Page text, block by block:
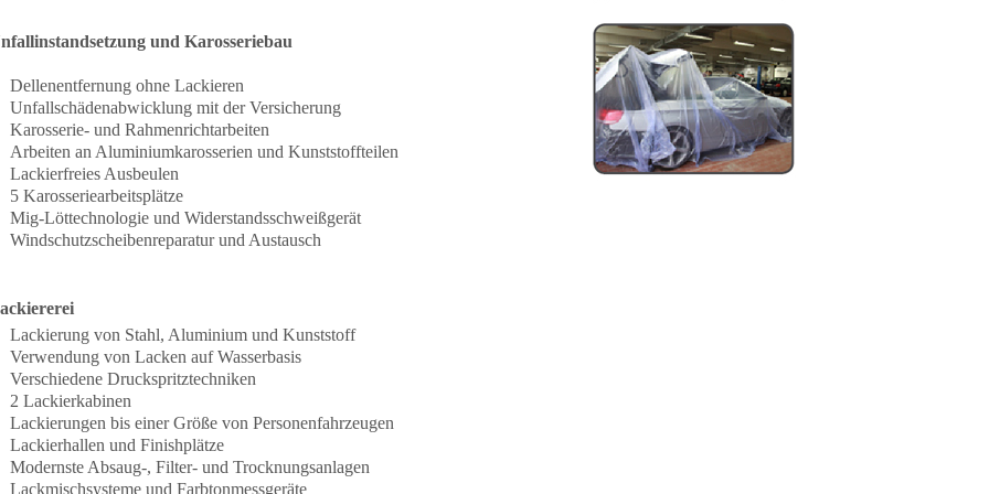
und Karosseriebau
Dellenentfernung ohne Lackieren
Unfallschädenabwicklung mit der Versicherung
Karosserie- und Rahmenrichtarbeiten
Arbeiten an Aluminiumkarosserien und Kunststoffteilen
Lackierfreies Ausbeulen
5 Karosseriearbeitsplätze
Mig-Löttechnologie und Widerstandsschweißgerät
Windschutzscheibenreparatur und Austausch
Lackierung von Stahl, Aluminium und Kunststoff
Verwendung von Lacken auf Wasserbasis
Verschiedene Druckspritztechniken
2 Lackierkabinen
Lackierungen bis einer Größe von Personenfahrzeugen
Lackierhallen und Finishplätze
Modernste Absaug-, Filter- und Trocknungsanlagen
Lackmischsysteme und Farbtonmessgeräte